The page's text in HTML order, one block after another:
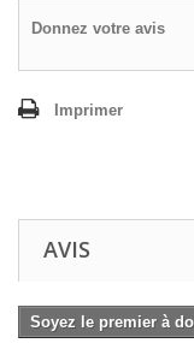
Donnez votre avis
Imprimer
AVIS
Soyez le premier à